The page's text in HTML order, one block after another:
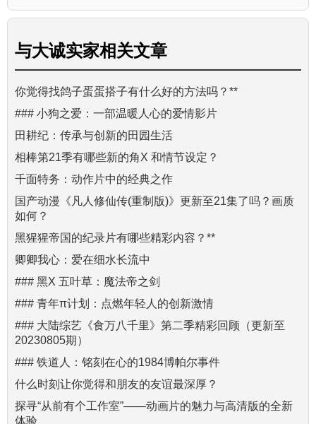
与大诚实家相关文章
你觉得找鸽子蛋蛋搭子有什么好的方法吗？**
### 小狗之爱：一部温暖人心的爱情影片
田耕纪：传承与创新的田园生活
相棒第21季有哪些新的角X 和情节设定？
千面特务：动作片中的经典之作
国产动漫《凡人修仙传(重制版)》更新至21集了吗？画质
如何？
黑猩猩帝国的纪录片有哪些精彩内容？**
卿卿我心：爱在细水长流中
### 黑X 五叶草：魔法帝之剑
### 青年π计划：点燃年轻人的创新激情
### 大陆综艺《食万八千里》第二季精彩回顾（更新至
20230805期）
### 铁道人：铭刻在心的1984博帕尔事件
什么时刻让你觉得和朋友的友谊最深厚？
探寻“从前有个工作室”——动画片的魅力与高清版的全新
体验